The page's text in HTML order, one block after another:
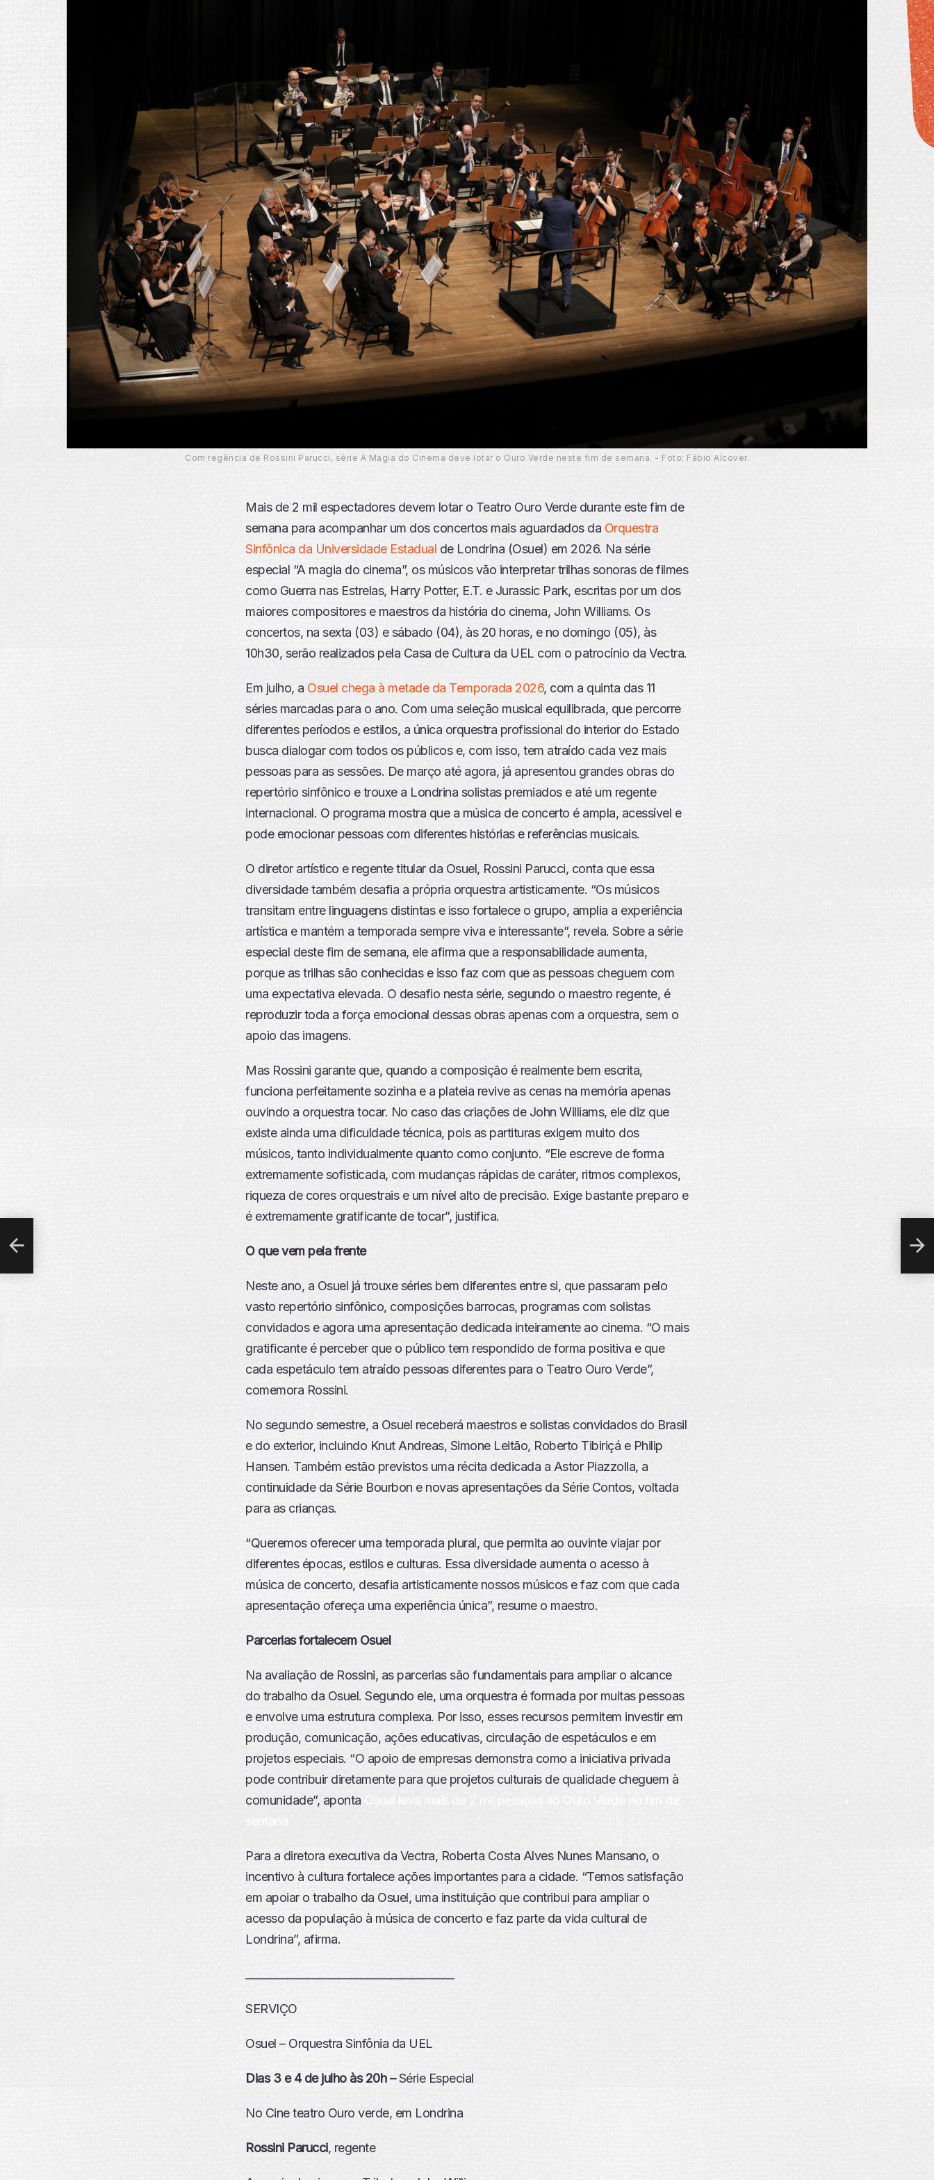
Com regência de Rossini Parucci, série A Magia do Cinema deve lotar o Ouro Verde neste fim de semana. - Foto: Fábio Alcover.
Mais de 2 mil espectadores devem lotar o Teatro Ouro Verde durante este fim de
semana para acompanhar um dos concertos mais aguardados da Orquestra
Sinfônica da Universidade Estadual de Londrina (Osuel) em 2026. Na série
especial “A magia do cinema”, os músicos vão interpretar trilhas sonoras de filmes
como Guerra nas Estrelas, Harry Potter, E.T. e Jurassic Park, escritas por um dos
maiores compositores e maestros da história do cinema, John Williams. Os
concertos, na sexta (03) e sábado (04), às 20 horas, e no domingo (05), às
10h30, serão realizados pela Casa de Cultura da UEL com o patrocínio da Vectra.
Em julho, a Osuel chega à metade da Temporada 2026, com a quinta das 11
séries marcadas para o ano. Com uma seleção musical equilibrada, que percorre
diferentes períodos e estilos, a única orquestra profissional do interior do Estado
busca dialogar com todos os públicos e, com isso, tem atraído cada vez mais
pessoas para as sessões. De março até agora, já apresentou grandes obras do
repertório sinfônico e trouxe a Londrina solistas premiados e até um regente
internacional. O programa mostra que a música de concerto é ampla, acessível e
pode emocionar pessoas com diferentes histórias e referências musicais.
O diretor artístico e regente titular da Osuel, Rossini Parucci, conta que essa
diversidade também desafia a própria orquestra artisticamente. “Os músicos
transitam entre linguagens distintas e isso fortalece o grupo, amplia a experiência
artística e mantém a temporada sempre viva e interessante”, revela. Sobre a série
especial deste fim de semana, ele afirma que a responsabilidade aumenta,
porque as trilhas são conhecidas e isso faz com que as pessoas cheguem com
uma expectativa elevada. O desafio nesta série, segundo o maestro regente, é
reproduzir toda a força emocional dessas obras apenas com a orquestra, sem o
apoio das imagens.
Mas Rossini garante que, quando a composição é realmente bem escrita,
funciona perfeitamente sozinha e a plateia revive as cenas na memória apenas
ouvindo a orquestra tocar. No caso das criações de John Williams, ele diz que
existe ainda uma dificuldade técnica, pois as partituras exigem muito dos
músicos, tanto individualmente quanto como conjunto. “Ele escreve de forma
extremamente sofisticada, com mudanças rápidas de caráter, ritmos complexos,
riqueza de cores orquestrais e um nível alto de precisão. Exige bastante preparo e
é extremamente gratificante de tocar”, justifica.
O que vem pela frente
Neste ano, a Osuel já trouxe séries bem diferentes entre si, que passaram pelo
vasto repertório sinfônico, composições barrocas, programas com solistas
convidados e agora uma apresentação dedicada inteiramente ao cinema. “O mais
gratificante é perceber que o público tem respondido de forma positiva e que
cada espetáculo tem atraído pessoas diferentes para o Teatro Ouro Verde”,
comemora Rossini.
No segundo semestre, a Osuel receberá maestros e solistas convidados do Brasil
e do exterior, incluindo Knut Andreas, Simone Leitão, Roberto Tibiriçá e Philip
Hansen. Também estão previstos uma récita dedicada a Astor Piazzolla, a
continuidade da Série Bourbon e novas apresentações da Série Contos, voltada
para as crianças.
“Queremos oferecer uma temporada plural, que permita ao ouvinte viajar por
diferentes épocas, estilos e culturas. Essa diversidade aumenta o acesso à
música de concerto, desafia artisticamente nossos músicos e faz com que cada
apresentação ofereça uma experiência única”, resume o maestro.
Parcerias fortalecem Osuel
Na avaliação de Rossini, as parcerias são fundamentais para ampliar o alcance
do trabalho da Osuel. Segundo ele, uma orquestra é formada por muitas pessoas
e envolve uma estrutura complexa. Por isso, esses recursos permitem investir em
produção, comunicação, ações educativas, circulação de espetáculos e em
projetos especiais. “O apoio de empresas demonstra como a iniciativa privada
pode contribuir diretamente para que projetos culturais de qualidade cheguem à
comunidade”, aponta
Osuel leva mais de 2 mil pessoas ao Ouro Verde no fim de
Para a diretora executiva da Vectra, Roberta Costa Alves Nunes Mansano, o
incentivo à cultura fortalece ações importantes para a cidade. “Temos satisfação
em apoiar o trabalho da Osuel, uma instituição que contribui para ampliar o
acesso da população à música de concerto e faz parte da vida cultural de
Londrina”, afirma.
SERVIÇO
Osuel – Orquestra Sinfônia da UEL
Dias 3 e 4 de julho às 20h –Série Especial
No Cine teatro Ouro verde, em Londrina
Rossini Parucci, regente